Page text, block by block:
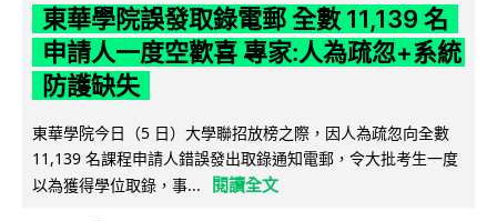
東華學院誤發取錄電郵 全數 11,139 名
申請人一度空歡喜 專家:人為疏忽+系統
防護缺失
東華學院今日（5 日）大學聯招放榜之際，因人為疏忽向全數
11,139 名課程申請人錯誤發出取錄通知電郵，令大批考生一度
以為獲得學位取錄，事...
閱讀全文